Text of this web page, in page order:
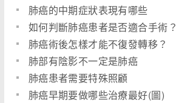
肺癌的中期症狀表現有哪些
如何判斷肺癌患者是否適合手術？
肺癌術後怎樣才能不復發轉移？
肺部有陰影不一定是肺癌
肺癌患者需要特殊照顧
肺癌早期要做哪些治療最好(圖)